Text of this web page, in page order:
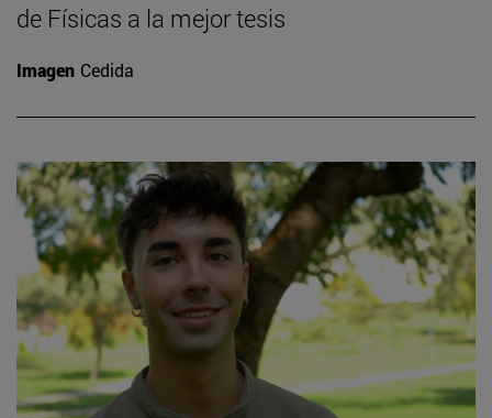
de Físicas a la mejor tesis
Imagen Cedida